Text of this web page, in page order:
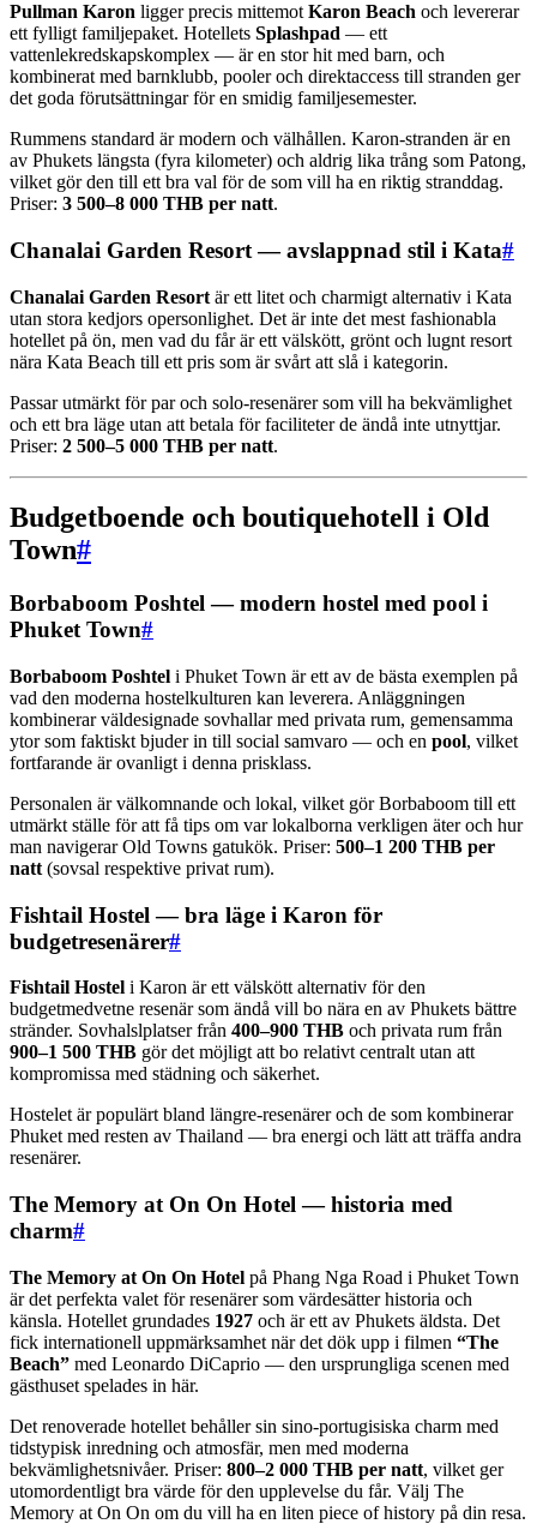
Pullman Karon ligger precis mittemot Karon Beach och levererar
ett fylligt familjepaket. Hotellets Splashpad — ett
vattenlekredskapskomplex — är en stor hit med barn, och
kombinerat med barnklubb, pooler och direktaccess till stranden ger
det goda förutsättningar för en smidig familjesemester.
Rummens standard är modern och välhållen. Karon-stranden är en
av Phukets längsta (fyra kilometer) och aldrig lika trång som Patong,
vilket gör den till ett bra val för de som vill ha en riktig stranddag.
Priser: 3 500–8 000 THB per natt.
Chanalai Garden Resort — avslappnad stil i Kata#
Chanalai Garden Resort är ett litet och charmigt alternativ i Kata
utan stora kedjors opersonlighet. Det är inte det mest fashionabla
hotellet på ön, men vad du får är ett välskött, grönt och lugnt resort
nära Kata Beach till ett pris som är svårt att slå i kategorin.
Passar utmärkt för par och solo-resenärer som vill ha bekvämlighet
och ett bra läge utan att betala för faciliteter de ändå inte utnyttjar.
Priser: 2 500–5 000 THB per natt.
Budgetboende och boutiquehotell i Old
Town#
Borbaboom Poshtel — modern hostel med pool i
Phuket Town#
Borbaboom Poshtel i Phuket Town är ett av de bästa exemplen på
vad den moderna hostelkulturen kan leverera. Anläggningen
kombinerar väldesignade sovhallar med privata rum, gemensamma
ytor som faktiskt bjuder in till social samvaro — och en pool, vilket
fortfarande är ovanligt i denna prisklass.
Personalen är välkomnande och lokal, vilket gör Borbaboom till ett
utmärkt ställe för att få tips om var lokalborna verkligen äter och hur
man navigerar Old Towns gatukök. Priser: 500–1 200 THB per
natt (sovsal respektive privat rum).
Fishtail Hostel — bra läge i Karon för
budgetresenärer#
Fishtail Hostel i Karon är ett välskött alternativ för den
budgetmedvetne resenär som ändå vill bo nära en av Phukets bättre
stränder. Sovhalslplatser från 400–900 THB och privata rum från
900–1 500 THB gör det möjligt att bo relativt centralt utan att
kompromissa med städning och säkerhet.
Hostelet är populärt bland längre-resenärer och de som kombinerar
Phuket med resten av Thailand — bra energi och lätt att träffa andra
resenärer.
The Memory at On On Hotel — historia med
charm#
The Memory at On On Hotel på Phang Nga Road i Phuket Town
är det perfekta valet för resenärer som värdesätter historia och
känsla. Hotellet grundades 1927 och är ett av Phukets äldsta. Det
fick internationell uppmärksamhet när det dök upp i filmen “The
Beach” med Leonardo DiCaprio — den ursprungliga scenen med
gästhuset spelades in här.
Det renoverade hotellet behåller sin sino-portugisiska charm med
tidstypisk inredning och atmosfär, men med moderna
bekvämlighetsnivåer. Priser: 800–2 000 THB per natt, vilket ger
utomordentligt bra värde för den upplevelse du får. Välj The
Memory at On On om du vill ha en liten piece of history på din resa.